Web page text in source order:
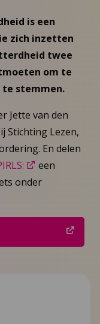
is een
zich inzetten
twee
om te
stemmen.
Jette van den
Stichting Lezen,
En delen
een
onder